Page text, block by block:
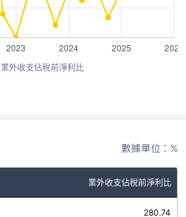
業外收支佔稅前淨利比
數據單位：%
業外收支佔稅前淨利比
280.74